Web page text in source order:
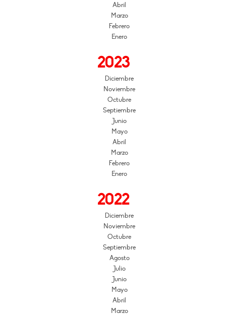
Abril
Marzo
Febrero
Enero
2023
Diciembre
Noviembre
Octubre
Septiembre
Junio
Mayo
Abril
Marzo
Febrero
Enero
2022
Diciembre
Noviembre
Octubre
Septiembre
Agosto
Julio
Junio
Mayo
Abril
Marzo